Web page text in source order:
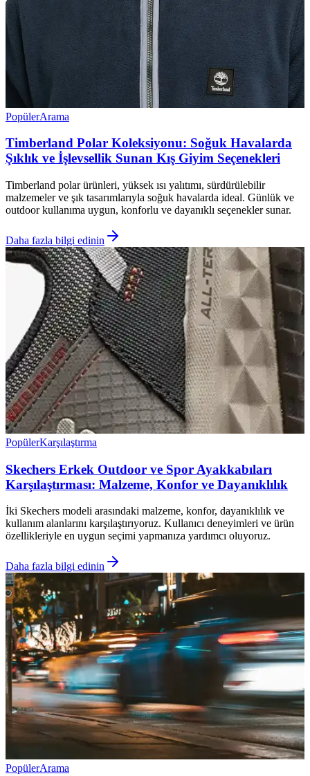
PopülerArama
Timberland Polar Koleksiyonu: Soğuk Havalarda
Şıklık ve İşlevsellik Sunan Kış Giyim Seçenekleri
Timberland polar ürünleri, yüksek ısı yalıtımı, sürdürülebilir
malzemeler ve şık tasarımlarıyla soğuk havalarda ideal. Günlük ve
outdoor kullanıma uygun, konforlu ve dayanıklı seçenekler sunar.
Daha fazla bilgi edinin
PopülerKarşılaştırma
Skechers Erkek Outdoor ve Spor Ayakkabıları
Karşılaştırması: Malzeme, Konfor ve Dayanıklılık
İki Skechers modeli arasındaki malzeme, konfor, dayanıklılık ve
kullanım alanlarını karşılaştırıyoruz. Kullanıcı deneyimleri ve ürün
özellikleriyle en uygun seçimi yapmanıza yardımcı oluyoruz.
Daha fazla bilgi edinin
PopülerArama